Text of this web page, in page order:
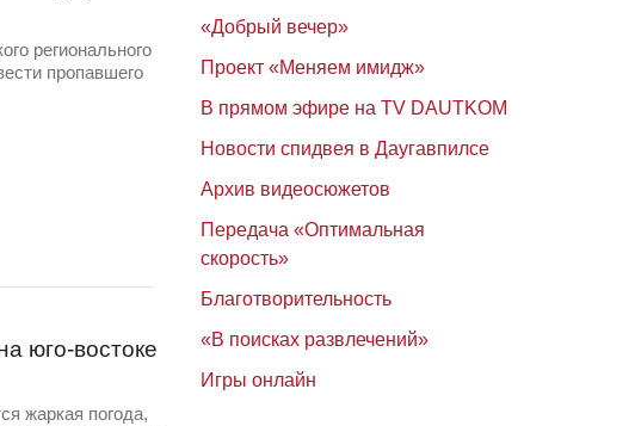
регионального
пропавшего
юго-востоке
жаркая погода,
«Добрый вечер»
Проект «Меняем имидж»
В прямом эфире на TV DAUTKOM
Новости спидвея в Даугавпилсе
Архив видеосюжетов
Передача «Оптимальная
скорость»
Благотворительность
«В поисках развлечений»
Игры онлайн